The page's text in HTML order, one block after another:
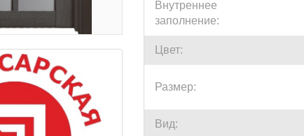
Внутреннее
заполнение:
Цвет:
Размер:
Вид: